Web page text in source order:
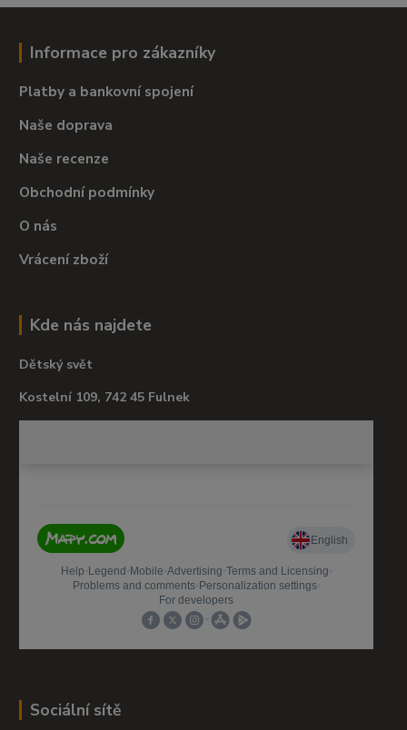
Informace pro zákazníky
Platby a bankovní spojení
Naše doprava
Naše recenze
Obchodní podmínky
O nás
Vrácení zboží
Kde nás najdete
Dětský svět
Kostelní 109, 742 45 Fulnek
Sociální sítě